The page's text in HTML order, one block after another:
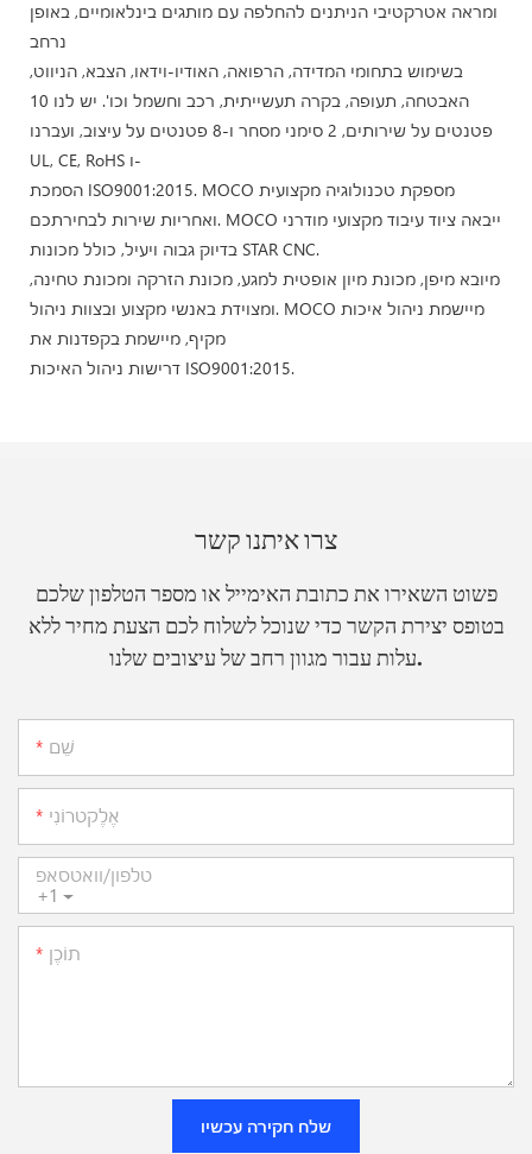
ומראה אטרקטיבי הניתנים להחלפה עם מותגים בינלאומיים, באופן
נרחב
בשימוש בתחומי המדידה, הרפואה, האודיו-וידאו, הצבא, הניווט,
האבטחה, תעופה, בקרה תעשייתית, רכב וחשמל וכו'. יש לנו 10
פטנטים על שירותים, 2 סימני מסחר ו-8 פטנטים על עיצוב, ועברנו
UL, CE, RoHS ו-
הסמכת ISO9001:2015. MOCO מספקת טכנולוגיה מקצועית
ואחריות שירות לבחירתכם. MOCO ייבאה ציוד עיבוד מקצועי מודרני
בדיוק גבוה ויעיל, כולל מכונות STAR CNC.
מיובא מיפן, מכונת מיון אופטית למגע, מכונת הזרקה ומכונת טחינה,
ומצוידת באנשי מקצוע ובצוות ניהול. MOCO מיישמת ניהול איכות
מקיף, מיישמת בקפדנות את
דרישות ניהול האיכות ISO9001:2015.
צרו איתנו קשר
פשוט השאירו את כתובת האימייל או מספר הטלפון שלכם
בטופס יצירת הקשר כדי שנוכל לשלוח לכם הצעת מחיר ללא
עלות עבור מגוון רחב של עיצובים שלנו.
שֵׁם
אֶלֶקטרוֹנִי
+1
טלפון/וואטסאפ
תוֹכֶן
שלח חקירה עכשיו